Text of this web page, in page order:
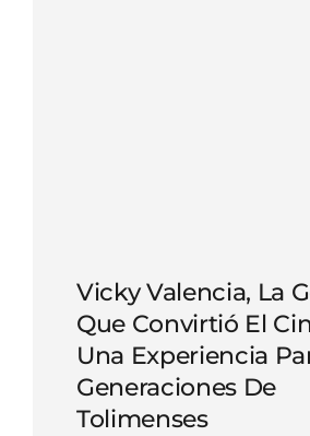
Vicky Valencia, La
Que Convirtió El
Una Experiencia
Generaciones De
Tolimenses